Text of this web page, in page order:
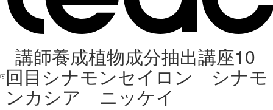
講師養成植物成分抽出講座10
回目シナモンセイロン シナモ
ンカシア ニッケイ